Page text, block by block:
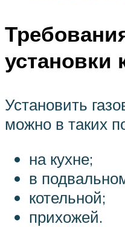
установки
Установить
можно в таких
на кухне;
в
котельной;
прихожей.